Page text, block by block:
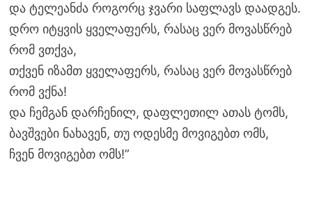
და ტელეანძა როგორც ჯვარი საფლავს დაადგეს.
დრო იტყვის ყველაფერს, რასაც ვერ მოვასწრებ
რომ ვთქვა,
თქვენ იზამთ ყველაფერს, რასაც ვერ მოვასწრებ
რომ ვქნა!
და ჩემგან დარჩენილ, დაფლეთილ ათას ტომს,
ბავშვები ნახავენ, თუ ოდესმე მოვიგებთ ომს,
ჩვენ მოვიგებთ ომს!”